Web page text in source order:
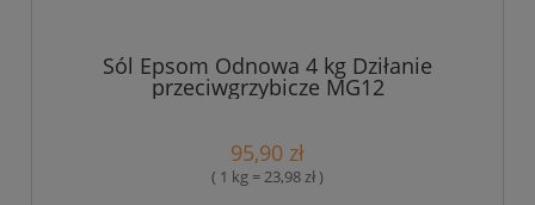
Sól Epsom Odnowa 4 kg Dziłanie
przeciwgrzybicze MG12
95,90 zł
( 1 kg = 23,98 zł )